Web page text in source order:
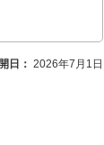
日： 2026年7月1日